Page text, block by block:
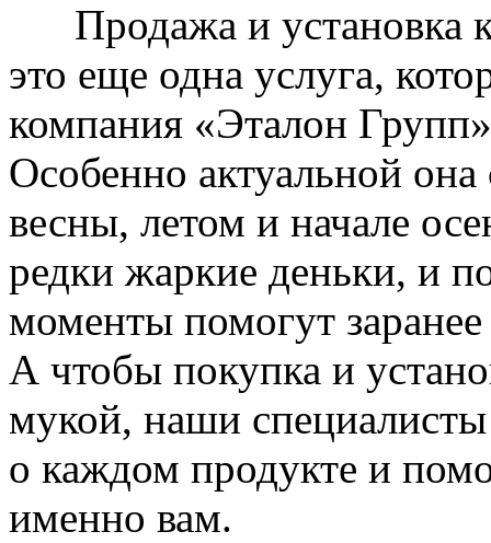
Продажа и установка
это еще одна услуга,
компания «Эталон
Особенно актуальной она
весны, летом и начале
редки жаркие деньки, и
моменты помогут
А чтобы покупка и
мукой, наши специалисты
о каждом продукте и
именно вам.